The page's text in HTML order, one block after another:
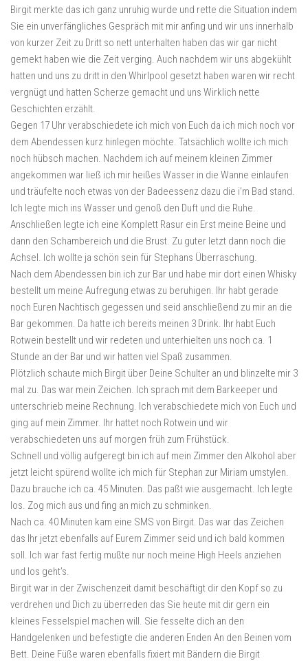
Birgit merkte das ich ganz unruhig wurde und rette die Situation indem
Sie ein unverfängliches Gespräch mit mir anfing und wir uns innerhalb
von kurzer Zeit zu Dritt so nett unterhalten haben das wir gar nicht
gemekt haben wie die Zeit verging. Auch nachdem wir uns abgekühlt
hatten und uns zu dritt in den Whirlpool gesetzt haben waren wir recht
vergnügt und hatten Scherze gemacht und uns Wirklich nette
Geschichten erzählt.
Gegen 17 Uhr verabschiedete ich mich von Euch da ich mich noch vor
dem Abendessen kurz hinlegen möchte. Tatsächlich wollte ich mich
noch hübsch machen. Nachdem ich auf meinem kleinen Zimmer
angekommen war ließ ich mir heißes Wasser in die Wanne einlaufen
und träufelte noch etwas von der Badeessenz dazu die i’m Bad stand.
Ich legte mich ins Wasser und genoß den Duft und die Ruhe.
Anschließen legte ich eine Komplett Rasur ein Erst meine Beine und
dann den Schambereich und die Brust. Zu guter letzt dann noch die
Achsel. Ich wollte ja schön sein für Stephans Überraschung.
Nach dem Abendessen bin ich zur Bar und habe mir dort einen Whisky
bestellt um meine Aufregung etwas zu beruhigen. Ihr habt gerade
noch Euren Nachtisch gegessen und seid anschließend zu mir an die
Bar gekommen. Da hatte ich bereits meinen 3 Drink. Ihr habt Euch
Rotwein bestellt und wir redeten und unterhielten uns noch ca. 1
Stunde an der Bar und wir hatten viel Spaß zusammen.
Plötzlich schaute mich Birgit über Deine Schulter an und blinzelte mir 3
mal zu. Das war mein Zeichen. Ich sprach mit dem Barkeeper und
unterschrieb meine Rechnung. Ich verabschiedete mich von Euch und
ging auf mein Zimmer. Ihr hattet noch Rotwein und wir
verabschiedeten uns auf morgen früh zum Frühstück.
Schnell und völlig aufgeregt bin ich auf mein Zimmer den Alkohol aber
jetzt leicht spürend wollte ich mich für Stephan zur Miriam umstylen.
Dazu brauche ich ca. 45 Minuten. Das paßt wie ausgemacht. Ich legte
los. Zog mich aus und fing an mich zu schminken.
Nach ca. 40 Minuten kam eine SMS von Birgit. Das war das Zeichen
das Ihr jetzt ebenfalls auf Eurem Zimmer seid und ich bald kommen
soll. Ich war fast fertig mußte nur noch meine High Heels anziehen
und los geht’s.
Birgit war in der Zwischenzeit damit beschäftigt dir den Kopf so zu
verdrehen und Dich zu überreden das Sie heute mit dir gern ein
kleines Fesselspiel machen will. Sie fesselte dich an den
Handgelenken und befestigte die anderen Enden An den Beinen vom
Bett. Deine Füße waren ebenfalls fixiert mit Bändern die Birgit